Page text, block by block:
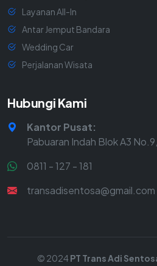
Layanan All-In
Antar Jemput Bandara
Wedding Car
Perjalanan Wisata
Hubungi Kami
Kantor Pusat:
Pabuaran Indah Blok A3
0811 - 127 - 181
transadisentosa@gmail.com
© 2024 PT Trans Adi